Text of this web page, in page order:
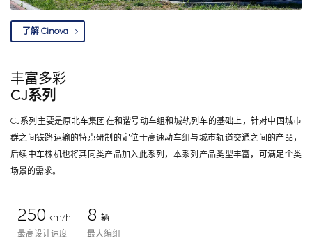
了解 Cinova
丰富多彩
CJ系列
CJ系列主要是原北车集团在和谐号动车组和城轨列车的基础上，针对中国城市
群之间铁路运输的特点研制的定位于高速动车组与城市轨道交通之间的产品，
后续中车株机也将其同类产品加入此系列，本系列产品类型丰富，可满足个类
场景的需求。
250 km/h
最高设计速度
8 辆
最大编组